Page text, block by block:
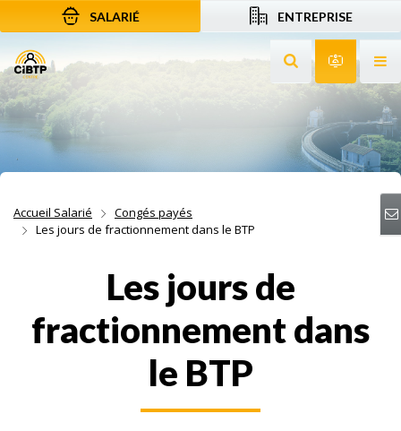
Aller au contenu
Aller à la recherche
Aller à la navigation
SALARIÉ ENTREPRISE
Rechercher sur
Accueil Salarié
Congés payés
Les jours de fractionnement dans le BTP
Les jours de
fractionnement dans
le BTP